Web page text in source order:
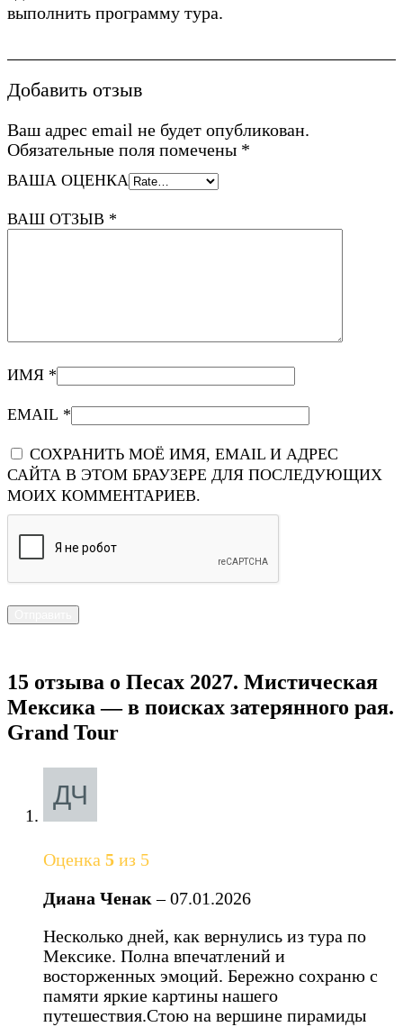
выполнить программу тура.
15 отзыва о Песах 2027. Мистическая
Мексика — в поисках затерянного рая.
Grand Tour
Оценка 5 из 5
Диана Ченак– 07.01.2026
Несколько дней, как вернулись из тура по
Мексике. Полна впечатлений и
восторженных эмоций. Бережно сохраню с
памяти яркие картины нашего
путешествия.Стою на вершине пирамиды
Добавить отзыв
Ваш адрес email не будет опубликован.
Обязательные поля помечены *
ВАША ОЦЕНКА
ВАШ ОТЗЫВ *
ИМЯ *
EMAIL *
СОХРАНИТЬ МОЁ ИМЯ, EMAIL И АДРЕС
САЙТА В ЭТОМ БРАУЗЕРЕ ДЛЯ ПОСЛЕДУЮЩИХ
МОИХ КОММЕНТАРИЕВ.